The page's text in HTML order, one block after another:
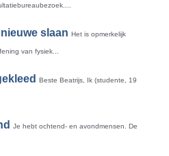
slaan Het is opmerkelijk
van fysiek...
Beste Beatrijs, Ik (studente, 19
Je hebt ochtend- en avondmensen. De